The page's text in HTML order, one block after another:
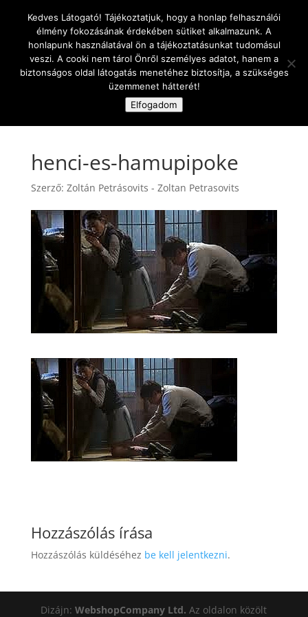
Oldal kiválasztása
henci-es-hamupipoke
Szerző: Zoltán Petrásovits - Zoltan Petrasovits
Hozzászólás írása
Hozzászólás küldéséhez be kell jelentkezni.
Dizájn:WebshopCompany Ltd.Az oldalon közölt
Kedves Látogató! Tájékoztatjuk, hogy a honlap felhasználói
élmény fokozásának érdekében sütiket alkalmazunk. A
honlapunk használatával ön a tájékoztatásunkat tudomásul
veszi. A cooki nem tárol Önről személyes adatot, hanem a
biztonságos oldal látogatás menetéhez biztosítja, a szükséges
üzemmenet hátterét!
Elfogadom